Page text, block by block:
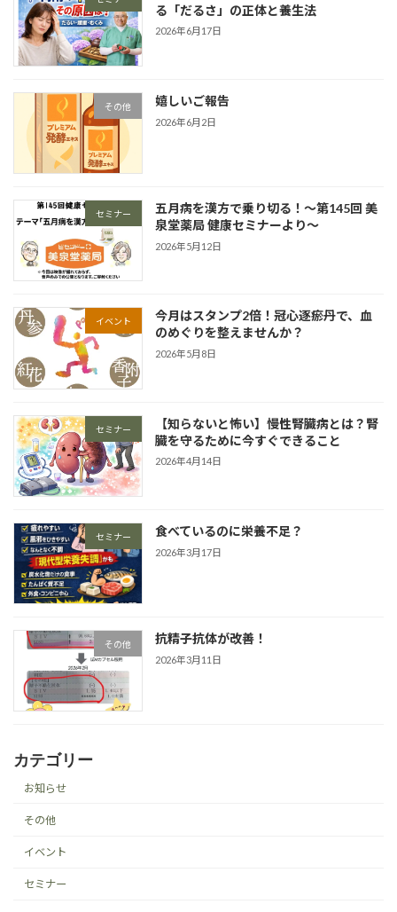
る「だるさ」の正体と養生法
2026年6月17日
その他 嬉しいご報告
2026年6月2日
セミナー
五月病を漢方で乗り切る！〜第145回 美
泉堂薬局 健康セミナーより〜
2026年5月12日
イベント
今月はスタンプ2倍！冠心逐瘀丹で、血
のめぐりを整えませんか？
2026年5月8日
セミナー
【知らないと怖い】慢性腎臓病とは？腎
臓を守るために今すぐできること
2026年4月14日
セミナー 食べているのに栄養不足？
2026年3月17日
その他 抗精子抗体が改善！
2026年3月11日
カテゴリー
お知らせ
その他
イベント
セミナー